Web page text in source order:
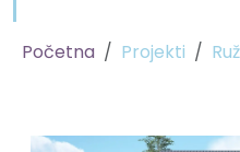
Početna Projekti